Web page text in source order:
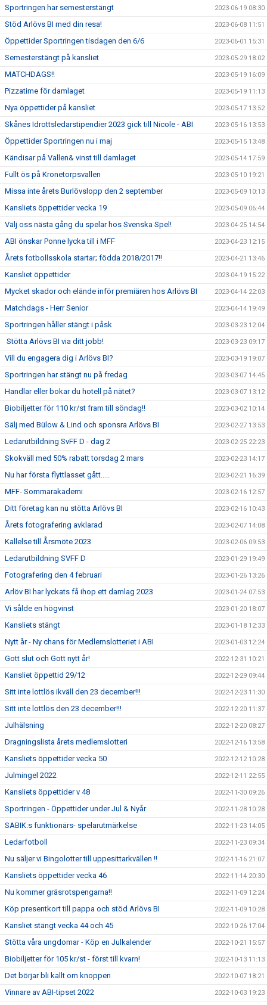
Sportringen har semesterstängt 2023-06-19 08:30
Stöd Arlövs BI med din resa! 2023-06-08 11:51
Öppettider Sportringen tisdagen den 6/6 2023-06-01 15:31
Semesterstängt på kansliet 2023-05-29 18:02
MATCHDAGS!! 2023-05-19 16:09
Pizzatime för damlaget 2023-05-19 11:13
Nya öppettider på kansliet 2023-05-17 13:52
Skånes Idrottsledarstipendier 2023 gick till Nicole - ABI 2023-05-16 13:53
Öppettider Sportringen nu i maj 2023-05-15 13:48
Kändisar på Vallen& vinst till damlaget 2023-05-14 17:59
Fullt ös på Kronetorpsvallen 2023-05-10 19:21
Missa inte årets Burlövslopp den 2 september 2023-05-09 10:13
Kansliets öppettider vecka 19 2023-05-09 06:44
Välj oss nästa gång du spelar hos Svenska Spel! 2023-04-25 14:54
ABI önskar Ponne lycka till i MFF 2023-04-23 12:15
Årets fotbollsskola startar; födda 2018/2017!! 2023-04-21 13:46
Kansliet öppettider 2023-04-19 15:22
Mycket skador och elände inför premiären hos Arlövs BI 2023-04-14 22:03
Matchdags - Herr Senior 2023-04-14 19:49
Sportringen håller stängt i påsk 2023-03-23 12:04
Stötta Arlövs BI via ditt jobb! 2023-03-23 09:17
Vill du engagera dig i Arlövs BI? 2023-03-19 19:07
Sportringen har stängt nu på fredag 2023-03-07 14:45
Handlar eller bokar du hotell på nätet? 2023-03-07 13:12
Biobiljetter för 110 kr/st fram till söndag!! 2023-03-02 10:14
Sälj med Bülow & Lind och sponsra Arlövs BI 2023-02-27 13:53
Ledarutbildning SvFF D - dag 2 2023-02-25 22:23
Skokväll med 50% rabatt torsdag 2 mars 2023-02-23 14:17
Nu har första flyttlasset gått..... 2023-02-21 16:39
MFF- Sommarakademi 2023-02-16 12:57
Ditt företag kan nu stötta Arlövs BI 2023-02-16 10:43
Årets fotografering avklarad 2023-02-07 14:08
Kallelse till Årsmöte 2023 2023-02-06 09:53
Ledarutbildning SVFF D 2023-01-29 19:49
Fotografering den 4 februari 2023-01-26 13:26
Arlöv BI har lyckats få ihop ett damlag 2023 2023-01-24 07:53
Vi sålde en högvinst 2023-01-20 18:07
Kansliets stängt 2023-01-18 12:33
Nytt år - Ny chans för Medlemslotteriet i ABI 2023-01-03 12:24
Gott slut och Gott nytt år! 2022-12-31 10:21
Kansliet öppettid 29/12 2022-12-29 09:44
Sitt inte lottlös ikväll den 23 december!!! 2022-12-23 11:30
Sitt inte lottlös den 23 december!!! 2022-12-20 11:37
Julhälsning 2022-12-20 08:27
Dragningslista årets medlemslotteri 2022-12-16 13:58
Kansliets öppettider vecka 50 2022-12-12 10:28
Julmingel 2022 2022-12-11 22:55
Kansliets öppettider v 48 2022-11-30 09:26
Sportringen - Öppettider under Jul & Nyår 2022-11-28 10:28
SABIK:s funktionärs- spelarutmärkelse 2022-11-23 14:05
Ledarfotboll 2022-11-23 09:34
Nu säljer vi Bingolotter till uppesittarkvällen !! 2022-11-16 21:07
Kansliets öppettider vecka 46 2022-11-14 20:30
Nu kommer gräsrotspengarna!! 2022-11-09 12:24
Köp presentkort till pappa och stöd Arlövs BI 2022-11-09 10:28
Kansliet stängt vecka 44 och 45 2022-10-26 17:04
Stötta våra ungdomar - Köp en Julkalender 2022-10-21 15:57
Biobiljetter för 105 kr/st - först till kvarn! 2022-10-13 11:13
Det börjar bli kallt om knoppen 2022-10-07 18:21
Vinnare av ABI-tipset 2022 2022-10-03 19:23